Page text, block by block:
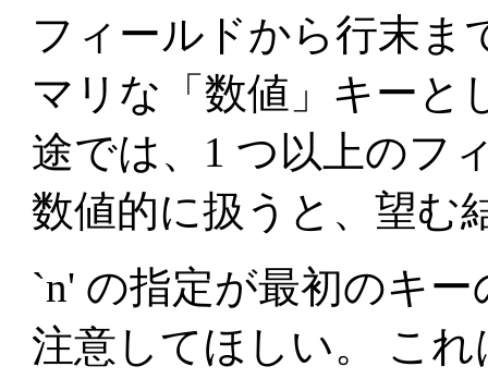
フィールドから行末ま
マリな「数値」キーと
途では、1 つ以上のフ
数値的に扱うと、望む
`n' の指定が最初のキ
注意してほしい。 これ